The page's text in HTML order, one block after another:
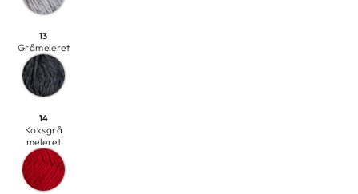
13
Gråmeleret
14
Koksgrå
meleret